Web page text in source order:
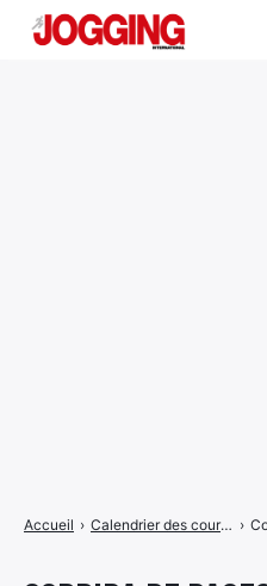
Accueil › Calendrier des courses ›